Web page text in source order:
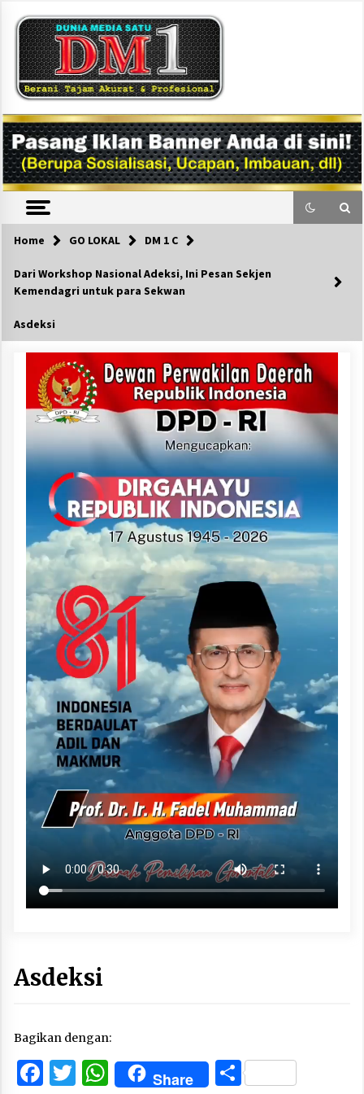
content
DM1
Home GO LOKAL DM 1 C
Dari Workshop Nasional Adeksi, Ini Pesan Sekjen
Kemendagri untuk para Sekwan
Asdeksi
Asdeksi
Bagikan dengan:
Facebook
Twitter
WhatsApp
Share Share